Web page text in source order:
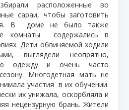
расположенные во
сараи, чтобы заготовить
В
доме не было также
комнаты
содержались в
Дети обвиняемой ходили
выглядели неопрятно,
одежду и очень часто
Многодетная мать не
участия в их обучении.
их унижала, оскорбляла и
нецензурную брань. Жители